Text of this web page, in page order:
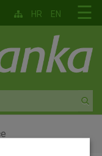
☰
HR EN